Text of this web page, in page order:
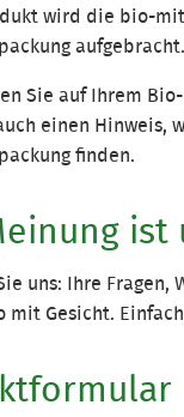
wird die bio-
aufgebracht.
Sie auf Ihrem
einen Hinweis,
finden.
ist
uns: Ihre Fragen,
mit Gesicht.